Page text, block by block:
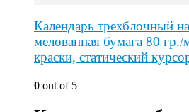
Календарь трехблочный
мелованная бумага 80 гр./
краски, статический
0 out of 5